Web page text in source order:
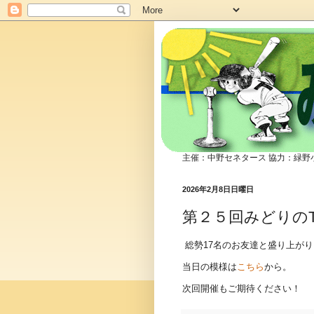
みど
主催：中野セネタース 協力：緑
2026年2月8日日曜日
第２５回みどり
総勢17名のお友達と盛り上が
当日の模様は こちらから。
次回開催もご期待ください！